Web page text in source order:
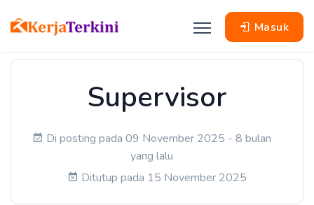
Masuk
Supervisor
Di posting pada 09 November 2025 - 8 bulan
yang lalu
Ditutup pada 15 November 2025